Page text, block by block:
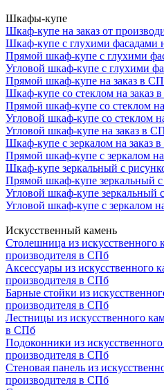
Шкафы-купе
Шкаф-купе на заказ от
Шкаф-купе с глухими фасадами
Прямой шкаф-купе с глухими
Угловой шкаф-купе с глухими
Прямой шкаф-купе на заказ в
Шкаф-купе со стеклом на заказ
Прямой шкаф-купе со стеклом
Угловой шкаф-купе со стеклом
Угловой шкаф-купе на заказ в
Шкаф-купе с зеркалом на заказ
Прямой шкаф-купе с зеркалом
Шкаф-купе зеркальный с
Прямой шкаф-купе зеркальный
Угловой шкаф-купе зеркальный
Угловой шкаф-купе с зеркалом
Искусственный камень
Столешница из искусственного
производителя в СПб
Аксессуары из искусственного
производителя в СПб
Барные стойки из
производителя в СПб
Лестницы из искусственного
в СПб
Подоконники из искусственного
производителя в СПб
Стеновая панель из
производителя в СПб